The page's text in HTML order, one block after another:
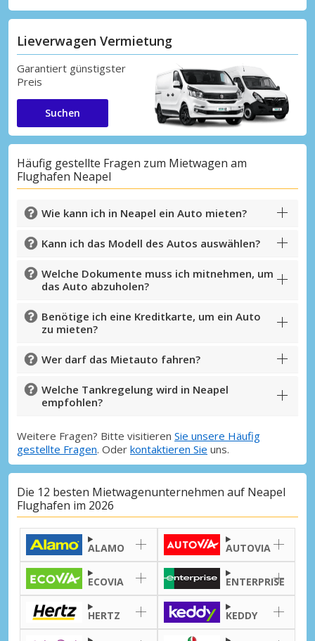
Lieverwagen Vermietung
Garantiert günstigster
Preis
Suchen
Häufig gestellte Fragen zum Mietwagen am
Flughafen Neapel
Wie kann ich in Neapel ein Auto mieten?
Kann ich das Modell des Autos auswählen?
Welche Dokumente muss ich mitnehmen, um
das Auto abzuholen?
Benötige ich eine Kreditkarte, um ein Auto
zu mieten?
Wer darf das Mietauto fahren?
Welche Tankregelung wird in Neapel
empfohlen?
Weitere Fragen? Bitte visitieren Sie unsere Häufig
gestellte Fragen. Oder kontaktieren Sie uns.
Die 12 besten Mietwagenunternehmen auf Neapel
Flughafen im 2026
ALAMO AUTOVIA
ECOVIA ENTERPRISE
HERTZ KEDDY